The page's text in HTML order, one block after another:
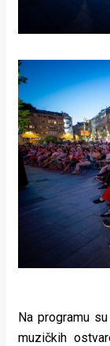
Na programu
muzičkih